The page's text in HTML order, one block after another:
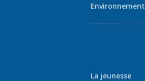
Environnement
La jeunesse